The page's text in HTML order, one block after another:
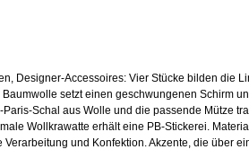
Designer-Accessoires: Vier Stücke bilden die
setzt einen geschwungenen Schirm
Schal aus Wolle und die passende Mütze
Wollkrawatte erhält eine PB-Stickerei.
und Konfektion. Akzente, die über